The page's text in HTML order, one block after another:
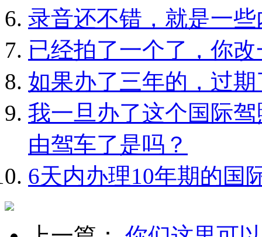
录音还不错，就是一
已经拍了一个了，你
如果办了三年的，过
我一旦办了这个国际
由驾车了是吗？
6天内办理10年期的国